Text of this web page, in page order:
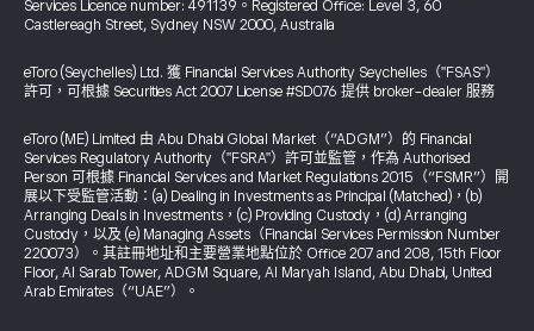
Services Licence number: 491139。Registered Office: Level 3, 60
Castlereagh Street, Sydney NSW 2000, Australia
eToro (Seychelles) Ltd. 獲 Financial Services Authority Seychelles（"FSAS"）
許可，可根據 Securities Act 2007 License #SD076 提供 broker-dealer 服務
eToro (ME) Limited 由 Abu Dhabi Global Market（“ADGM”）的 Financial
Services Regulatory Authority（"FSRA"）許可並監管，作為 Authorised
Person 可根據 Financial Services and Market Regulations 2015（“FSMR”）開
展以下受監管活動：(a) Dealing in Investments as Principal (Matched)，(b)
Arranging Deals in Investments，(c) Providing Custody，(d) Arranging
Custody，以及 (e) Managing Assets（Financial Services Permission Number
220073）。其註冊地址和主要營業地點位於 Office 207 and 208, 15th Floor
Floor, Al Sarab Tower, ADGM Square, Al Maryah Island, Abu Dhabi, United
Arab Emirates（“UAE”）。